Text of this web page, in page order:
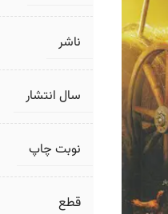
ناشر
سال انتشار
نوبت چاپ
قطع